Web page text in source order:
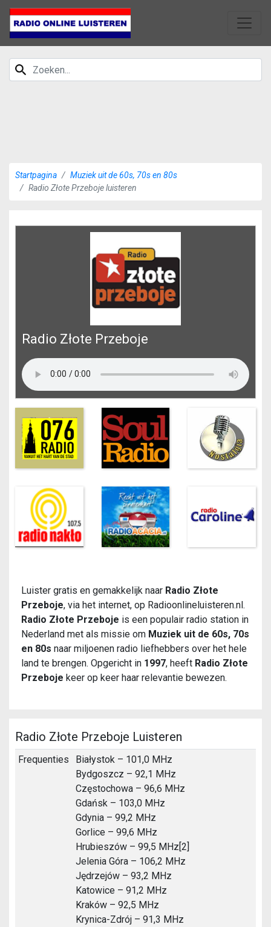
Startpagina
Muziek uit de 60s, 70s en 80s
Radio Złote Przeboje luisteren
Radio Złote Przeboje
Luister gratis en gemakkelijk naar Radio Złote
Przeboje, via het internet, op Radioonlineluisteren.nl.
Radio Złote Przeboje is een populair radio station in
Nederland met als missie om Muziek uit de 60s, 70s
en 80s naar miljoenen radio liefhebbers over het hele
land te brengen. Opgericht in 1997, heeft Radio Złote
Przeboje keer op keer haar relevantie bewezen.
Radio Złote Przeboje Luisteren
Frequenties
Białystok – 101,0 MHz
Bydgoszcz – 92,1 MHz
Częstochowa – 96,6 MHz
Gdańsk – 103,0 MHz
Gdynia – 99,2 MHz
Gorlice – 99,6 MHz
Hrubieszów – 99,5 MHz[2]
Jelenia Góra – 106,2 MHz
Jędrzejów – 93,2 MHz
Katowice – 91,2 MHz
Kraków – 92,5 MHz
Krynica-Zdrój – 91,3 MHz